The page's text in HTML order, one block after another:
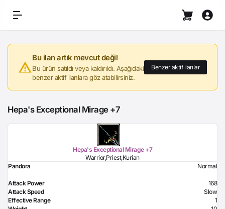
Bu ilan artık mevcut değil
Bu ürün satıldı veya kaldırıldı. Aşağıdaki
benzer aktif ilanlara göz atabilirsiniz.
Benzer aktif ilanlar
Hepa's Exceptional Mirage +7
Hepa's Exceptional Mirage +7
Warrior,Priest,Kurian
Pandora
Normal
Attack Power
168
Attack Speed
Slow
Effective Range
1